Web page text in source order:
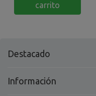
carrito
Destacado
Información